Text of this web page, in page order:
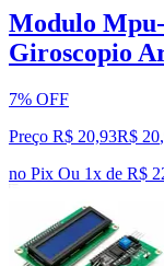
Modulo
Giroscopio
7% OFF
Preço R$ 20,93R$ 20,
no Pix Ou 1x de R$